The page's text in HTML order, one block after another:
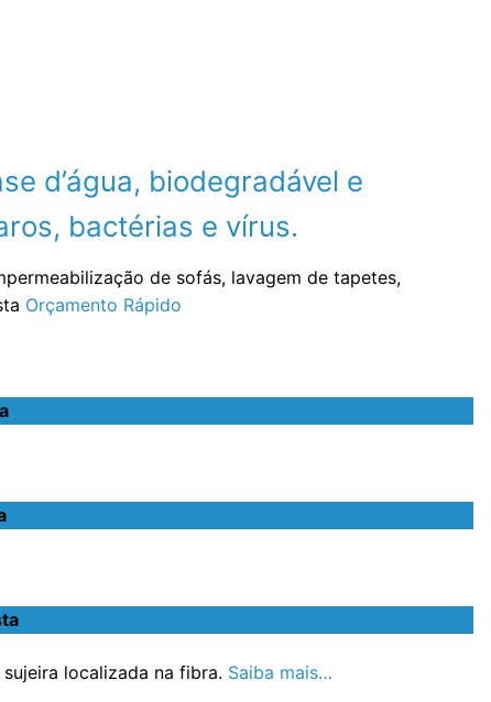
d’água, biodegradável e
bactérias e vírus.
de sofás, lavagem de tapetes,
Orçamento Rápido
localizada na fibra. Saiba mais…